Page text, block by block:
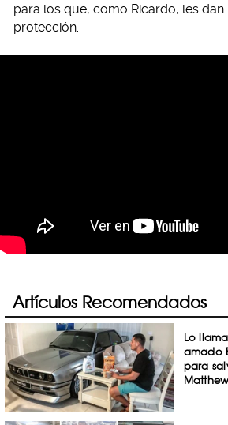
para los que, como Ricardo, les
protección.
Artículos Recomendados
Lo
amado
para